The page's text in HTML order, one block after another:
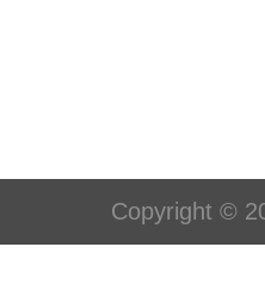
Copyright ©